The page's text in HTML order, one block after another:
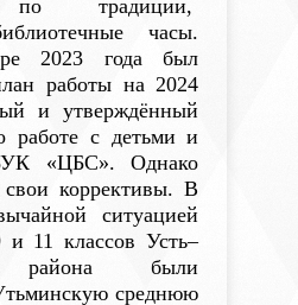
по традиции,
часы.
2023 года был
работы на 2024
и утверждённый
работе с детьми и
«ЦБС». Однако
коррективы. В
ситуацией
11 классов Усть–
района были
среднюю